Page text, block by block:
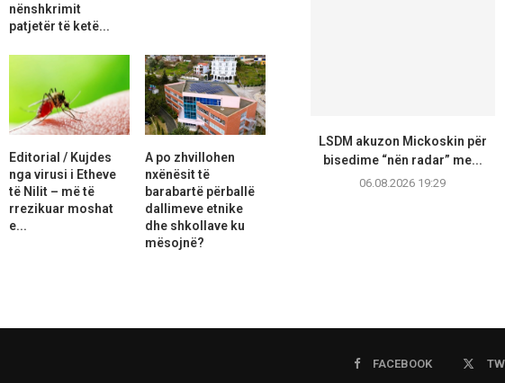
LSDM akuzon Mickoskin për
bisedime “nën radar” me...
06.08.2026 19:29
nënshkrimit
patjetër të ketë...
Editorial / Kujdes
nga virusi i Etheve
të Nilit – më të
rrezikuar moshat
e...
A po zhvillohen
nxënësit të
barabartë përballë
dallimeve etnike
dhe shkollave ku
mësojnë?
FACEBOOK